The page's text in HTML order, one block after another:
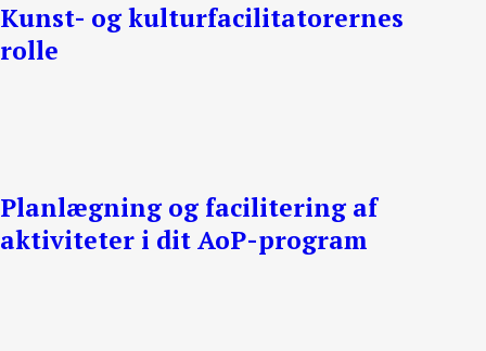
Kunst- og kulturfacilitatorernes
rolle
Planlægning og facilitering af
aktiviteter i dit AoP-program